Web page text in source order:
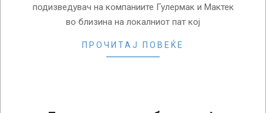
подизведувач на компаниите Гулермак и Мактек
во близина на локалниот пат кој
ПРОЧИТАЈ ПОВЕЌЕ